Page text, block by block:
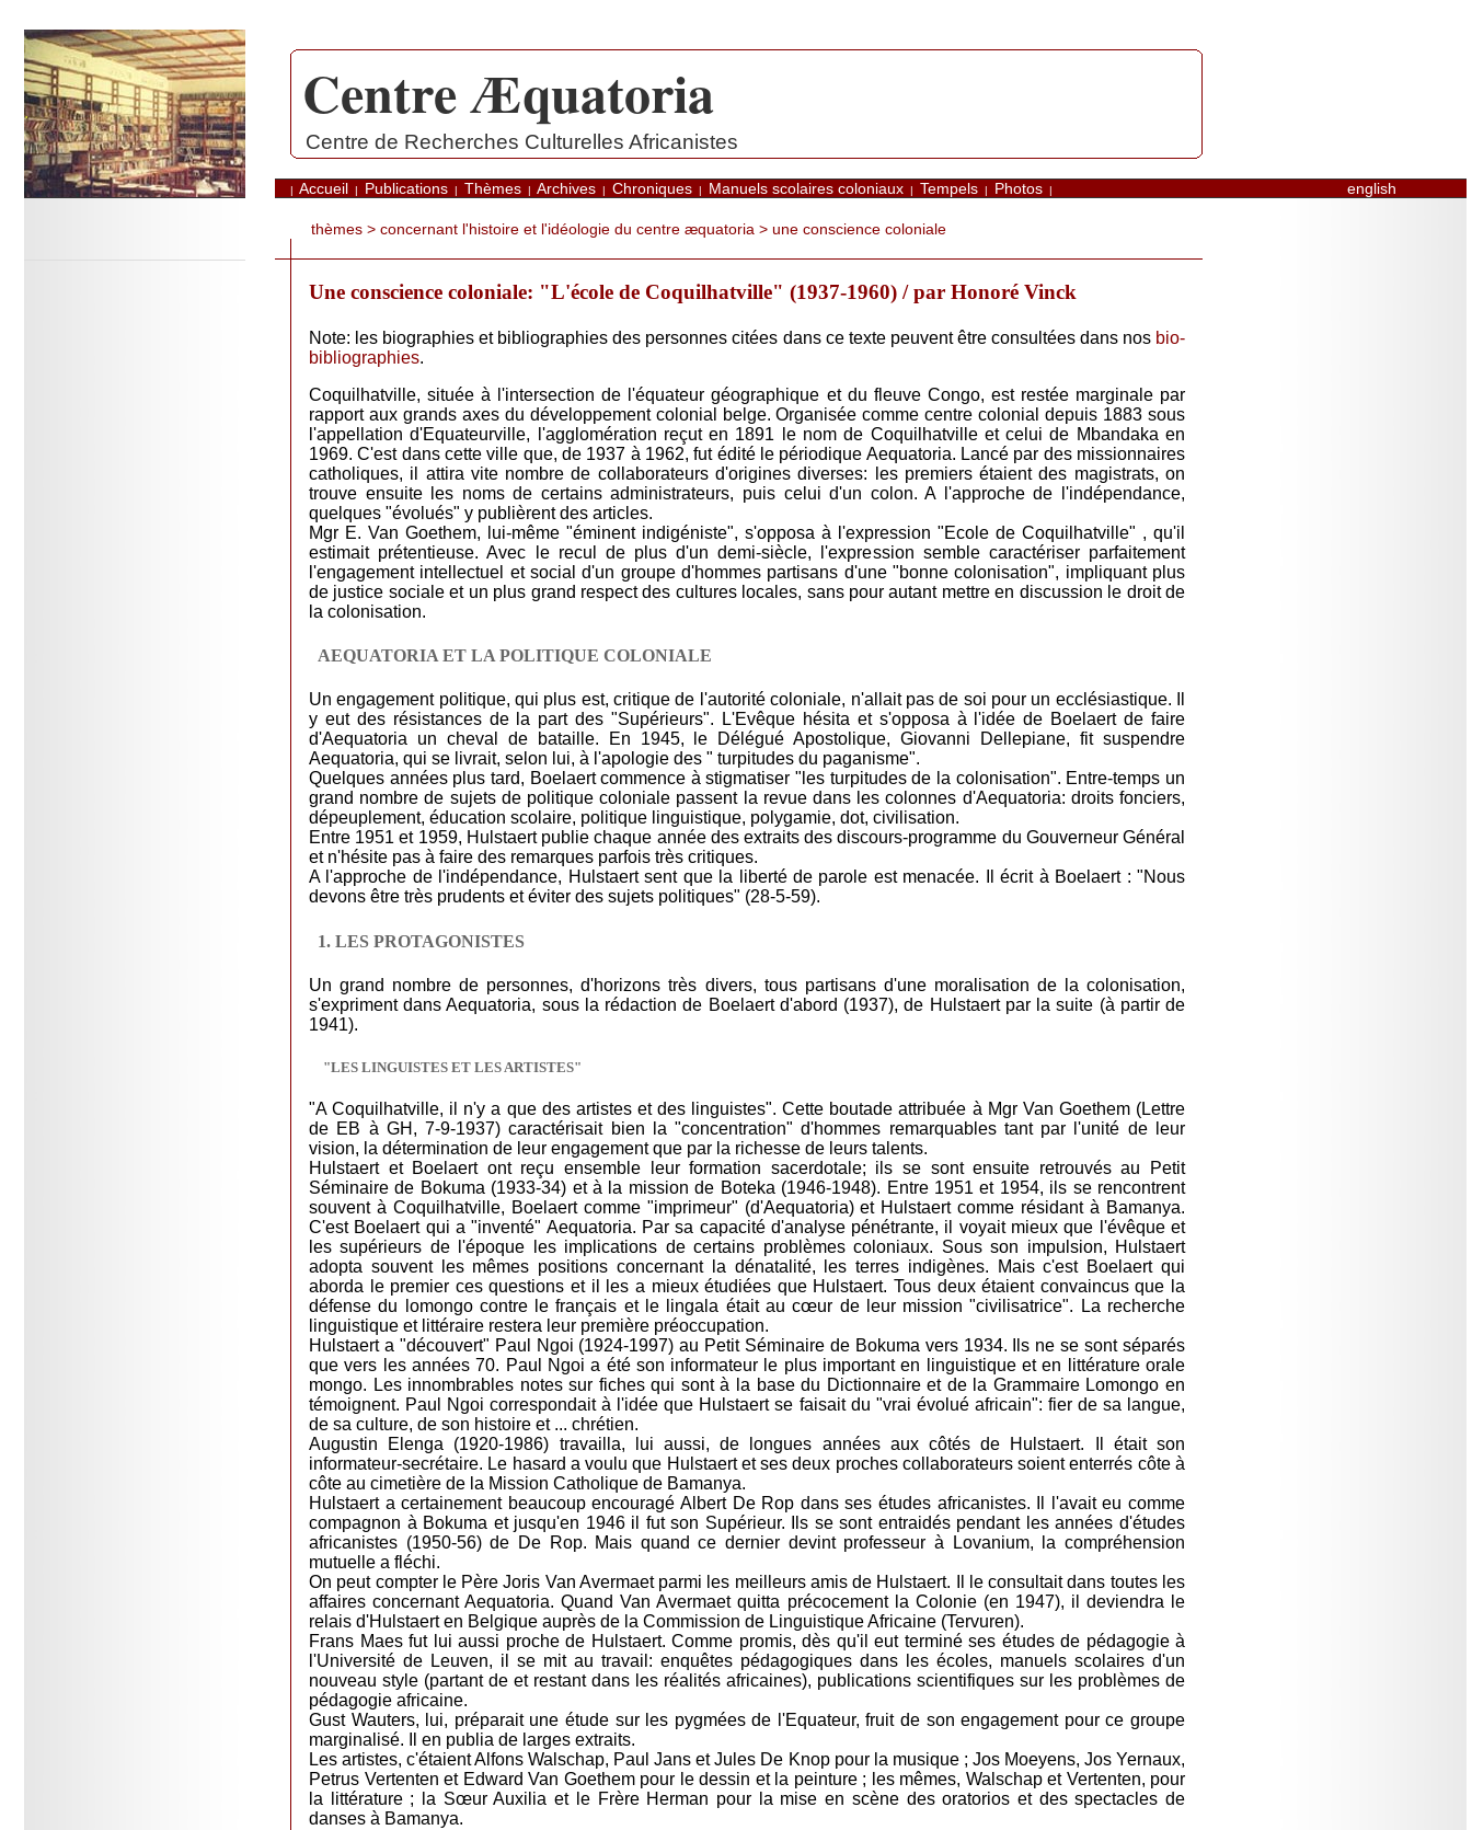
. Centre Æquatoria
Centre de Recherches Culturelles Africanistes
| Accueil | Publications | Thèmes | Archives | Chroniques | Manuels scolaires coloniaux | Tempels | Photos | english
thèmes> concernant l'histoire et l'idéologie du centre æquatoria > une conscience coloniale
Une conscience coloniale: "L'école de Coquilhatville" (1937-1960) / par Honoré Vinck
Note: les biographies et bibliographies des personnes citées dans ce texte peuvent être consultées dans nos bio-
bibliographies.
Coquilhatville, située à l'intersection de l'équateur géographique et du fleuve Congo, est restée marginale par
rapport aux grands axes du développement colonial belge. Organisée comme centre colonial depuis 1883 sous
l'appellation d'Equateurville, l'agglomération reçut en 1891 le nom de Coquilhatville et celui de Mbandaka en
1969. C'est dans cette ville que, de 1937 à 1962, fut édité le périodique Aequatoria. Lancé par des missionnaires
catholiques, il attira vite nombre de collaborateurs d'origines diverses: les premiers étaient des magistrats, on
trouve ensuite les noms de certains administrateurs, puis celui d'un colon. A l'approche de l'indépendance,
quelques "évolués" y publièrent des articles.
Mgr E. Van Goethem, lui-même "éminent indigéniste", s'opposa à l'expression "Ecole de Coquilhatville" , qu'il
estimait prétentieuse. Avec le recul de plus d'un demi-siècle, l'expression semble caractériser parfaitement
l'engagement intellectuel et social d'un groupe d'hommes partisans d'une "bonne colonisation", impliquant plus
de justice sociale et un plus grand respect des cultures locales, sans pour autant mettre en discussion le droit de
la colonisation.
AEQUATORIA ET LA POLITIQUE COLONIALE
Un engagement politique, qui plus est, critique de l'autorité coloniale, n'allait pas de soi pour un ecclésiastique. Il
y eut des résistances de la part des "Supérieurs". L'Evêque hésita et s'opposa à l'idée de Boelaert de faire
d'Aequatoria un cheval de bataille. En 1945, le Délégué Apostolique, Giovanni Dellepiane, fit suspendre
Aequatoria, qui se livrait, selon lui, à l'apologie des " turpitudes du paganisme".
Quelques années plus tard, Boelaert commence à stigmatiser "les turpitudes de la colonisation". Entre-temps un
grand nombre de sujets de politique coloniale passent la revue dans les colonnes d'Aequatoria: droits fonciers,
dépeuplement, éducation scolaire, politique linguistique, polygamie, dot, civilisation.
Entre 1951 et 1959, Hulstaert publie chaque année des extraits des discours-programme du Gouverneur Général
et n'hésite pas à faire des remarques parfois très critiques.
A l'approche de l'indépendance, Hulstaert sent que la liberté de parole est menacée. Il écrit à Boelaert : "Nous
devons être très prudents et éviter des sujets politiques" (28-5-59).
1. LES PROTAGONISTES
Un grand nombre de personnes, d'horizons très divers, tous partisans d'une moralisation de la colonisation,
s'expriment dans Aequatoria, sous la rédaction de Boelaert d'abord (1937), de Hulstaert par la suite (à partir de
1941).
"LES LINGUISTES ET LES ARTISTES"
"A Coquilhatville, il n'y a que des artistes et des linguistes". Cette boutade attribuée à Mgr Van Goethem (Lettre
de EB à GH, 7-9-1937) caractérisait bien la "concentration" d'hommes remarquables tant par l'unité de leur
vision, la détermination de leur engagement que par la richesse de leurs talents.
Hulstaert et Boelaert ont reçu ensemble leur formation sacerdotale; ils se sont ensuite retrouvés au Petit
Séminaire de Bokuma (1933-34) et à la mission de Boteka (1946-1948). Entre 1951 et 1954, ils se rencontrent
souvent à Coquilhatville, Boelaert comme "imprimeur" (d'Aequatoria) et Hulstaert comme résidant à Bamanya.
C'est Boelaert qui a "inventé" Aequatoria. Par sa capacité d'analyse pénétrante, il voyait mieux que l'évêque et
les supérieurs de l'époque les implications de certains problèmes coloniaux. Sous son impulsion, Hulstaert
adopta souvent les mêmes positions concernant la dénatalité, les terres indigènes. Mais c'est Boelaert qui
aborda le premier ces questions et il les a mieux étudiées que Hulstaert. Tous deux étaient convaincus que la
défense du lomongo contre le français et le lingala était au cœur de leur mission "civilisatrice". La recherche
linguistique et littéraire restera leur première préoccupation.
Hulstaert a "découvert" Paul Ngoi (1924-1997) au Petit Séminaire de Bokuma vers 1934. Ils ne se sont séparés
que vers les années 70. Paul Ngoi a été son informateur le plus important en linguistique et en littérature orale
mongo. Les innombrables notes sur fiches qui sont à la base du Dictionnaire et de la Grammaire Lomongo en
témoignent. Paul Ngoi correspondait à l'idée que Hulstaert se faisait du "vrai évolué africain": fier de sa langue,
de sa culture, de son histoire et ... chrétien.
Augustin Elenga (1920-1986) travailla, lui aussi, de longues années aux côtés de Hulstaert. Il était son
informateur-secrétaire. Le hasard a voulu que Hulstaert et ses deux proches collaborateurs soient enterrés côte à
côte au cimetière de la Mission Catholique de Bamanya.
Hulstaert a certainement beaucoup encouragé Albert De Rop dans ses études africanistes. Il l'avait eu comme
compagnon à Bokuma et jusqu'en 1946 il fut son Supérieur. Ils se sont entraidés pendant les années d'études
africanistes (1950-56) de De Rop. Mais quand ce dernier devint professeur à Lovanium, la compréhension
mutuelle a fléchi.
On peut compter le Père Joris Van Avermaet parmi les meilleurs amis de Hulstaert. Il le consultait dans toutes les
affaires concernant Aequatoria. Quand Van Avermaet quitta précocement la Colonie (en 1947), il deviendra le
relais d'Hulstaert en Belgique auprès de la Commission de Linguistique Africaine (Tervuren).
Frans Maes fut lui aussi proche de Hulstaert. Comme promis, dès qu'il eut terminé ses études de pédagogie à
l'Université de Leuven, il se mit au travail: enquêtes pédagogiques dans les écoles, manuels scolaires d'un
nouveau style (partant de et restant dans les réalités africaines), publications scientifiques sur les problèmes de
pédagogie africaine.
Gust Wauters, lui, préparait une étude sur les pygmées de l'Equateur, fruit de son engagement pour ce groupe
marginalisé. Il en publia de larges extraits.
Les artistes, c'étaient Alfons Walschap, Paul Jans et Jules De Knop pour la musique ; Jos Moeyens, Jos Yernaux,
Petrus Vertenten et Edward Van Goethem pour le dessin et la peinture ; les mêmes, Walschap et Vertenten, pour
la littérature ; la Sœur Auxilia et le Frère Herman pour la mise en scène des oratorios et des spectacles de
danses à Bamanya.